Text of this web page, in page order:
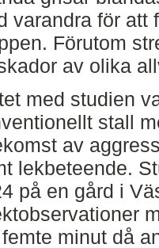
varandra för att
Förutom
av olika
med studien
stall
av
lekbeteende.
på en gård i
minut då